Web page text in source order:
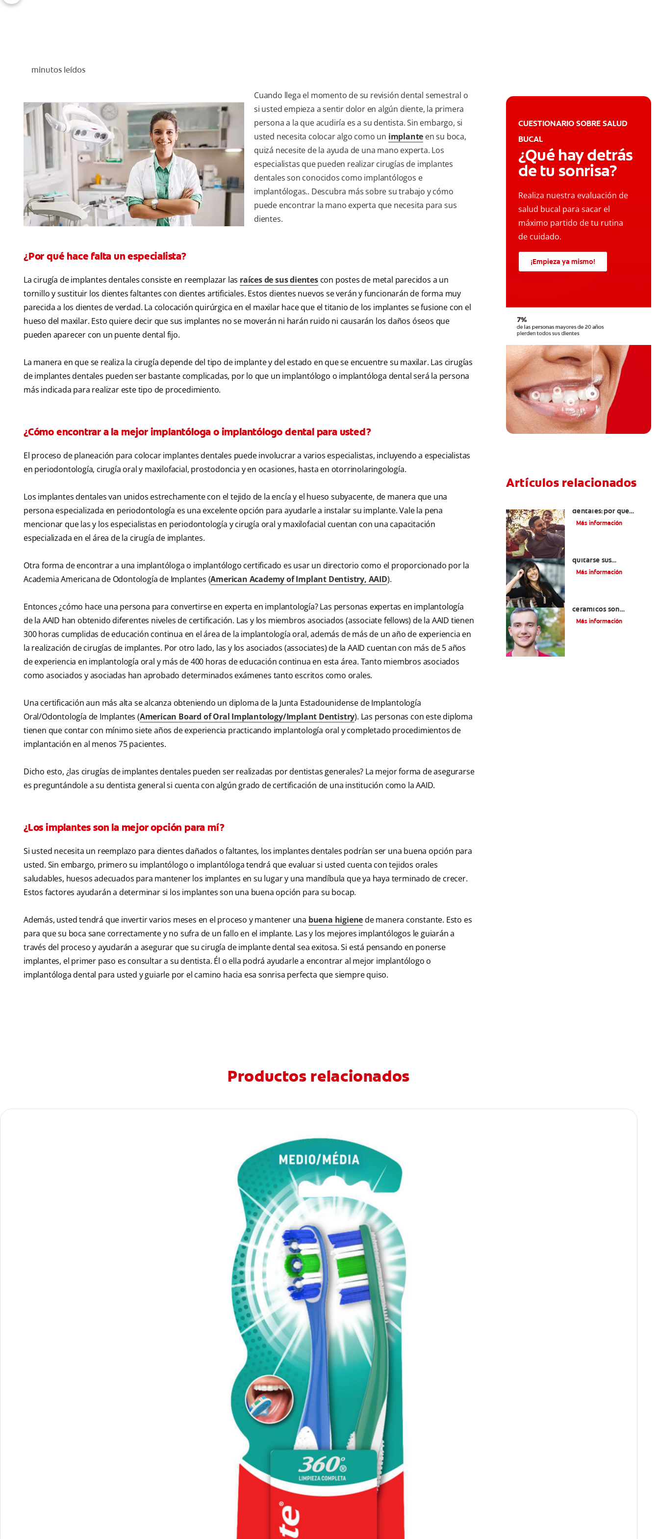
minutos leídos
Cuando llega el momento de su revisión dental semestral o
si usted empieza a sentir dolor en algún diente, la primera
persona a la que acudiría es a su dentista. Sin embargo, si
usted necesita colocar algo como un implante en su boca,
quizá necesite de la ayuda de una mano experta. Los
especialistas que pueden realizar cirugías de implantes
dentales son conocidos como implantólogos e
implantólogas.. Descubra más sobre su trabajo y cómo
puede encontrar la mano experta que necesita para sus
dientes.
¿Por qué hace falta un especialista?
La cirugía de implantes dentales consiste en reemplazar las raíces de sus dientescon postes de metal parecidos a un
tornillo y sustituir los dientes faltantes con dientes artificiales. Estos dientes nuevos se verán y funcionarán de forma muy
parecida a los dientes de verdad. La colocación quirúrgica en el maxilar hace que el titanio de los implantes se fusione con el
hueso del maxilar. Esto quiere decir que sus implantes no se moverán ni harán ruido ni causarán los daños óseos que
pueden aparecer con un puente dental fijo.
La manera en que se realiza la cirugía depende del tipo de implante y del estado en que se encuentre su maxilar. Las cirugías
de implantes dentales pueden ser bastante complicadas, por lo que un implantólogo o implantóloga dental será la persona
más indicada para realizar este tipo de procedimiento.
¿Cómo encontrar a la mejor implantóloga o implantólogo dental para usted?
El proceso de planeación para colocar implantes dentales puede involucrar a varios especialistas, incluyendo a especialistas
en periodontología, cirugía oral y maxilofacial, prostodoncia y en ocasiones, hasta en otorrinolaringología.
Los implantes dentales van unidos estrechamente con el tejido de la encía y el hueso subyacente, de manera que una
persona especializada en periodontología es una excelente opción para ayudarle a instalar su implante. Vale la pena
mencionar que las y los especialistas en periodontología y cirugía oral y maxilofacial cuentan con una capacitación
especializada en el área de la cirugía de implantes.
Otra forma de encontrar a una implantóloga o implantólogo certificado es usar un directorio como el proporcionado por la
Academia Americana de Odontología de Implantes (American Academy of Implant Dentistry, AAID).
Entonces ¿cómo hace una persona para convertirse en experta en implantología? Las personas expertas en implantología
de la AAID han obtenido diferentes niveles de certificación. Las y los miembros asociados (associate fellows) de la AAID tienen
300 horas cumplidas de educación continua en el área de la implantología oral, además de más de un año de experiencia en
la realización de cirugías de implantes. Por otro lado, las y los asociados (associates) de la AAID cuentan con más de 5 años
de experiencia en implantología oral y más de 400 horas de educación continua en esta área. Tanto miembros asociados
como asociados y asociadas han aprobado determinados exámenes tanto escritos como orales.
Una certificación aun más alta se alcanza obteniendo un diploma de la Junta Estadounidense de Implantología
Oral/Odontología de Implantes (American Board of Oral Implantology/Implant Dentistry). Las personas con este diploma
tienen que contar con mínimo siete años de experiencia practicando implantología oral y completado procedimientos de
implantación en al menos 75 pacientes.
Dicho esto, ¿las cirugías de implantes dentales pueden ser realizadas por dentistas generales? La mejor forma de asegurarse
es preguntándole a su dentista general si cuenta con algún grado de certificación de una institución como la AAID.
¿Los implantes son la mejor opción para mí?
Si usted necesita un reemplazo para dientes dañados o faltantes, los implantes dentales podrían ser una buena opción para
usted. Sin embargo, primero su implantólogo o implantóloga tendrá que evaluar si usted cuenta con tejidos orales
saludables, huesos adecuados para mantener los implantes en su lugar y una mandíbula que ya haya terminado de crecer.
Estos factores ayudarán a determinar si los implantes son una buena opción para su bocap.
Además, usted tendrá que invertir varios meses en el proceso y mantener una buena higienede manera constante. Esto es
para que su boca sane correctamente y no sufra de un fallo en el implante. Las y los mejores implantólogos le guiarán a
través del proceso y ayudarán a asegurar que su cirugía de implante dental sea exitosa. Si está pensando en ponerse
implantes, el primer paso es consultar a su dentista. Él o ella podrá ayudarle a encontrar al mejor implantólogo o
implantóloga dental para usted y guiarle por el camino hacia esa sonrisa perfecta que siempre quiso.
CUESTIONARIO SOBRE SALUD
BUCAL
¿Qué hay detrás
de tu sonrisa?
Realiza nuestra evaluación de
salud bucal para sacar el
máximo partido de tu rutina
de cuidado.
¡Empieza ya mismo!
Artículos relacionados
dentales:por qué
usarlos y cómo
Más información
quitarse sus
retenedores fijos
Más información
cerámicos son
adecuados para usted?
Más información
Productos relacionados